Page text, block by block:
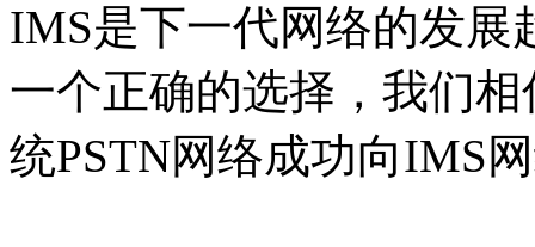
IMS是下一代网络的发展
一个正确的选择，我们
统PSTN网络成功向IMS